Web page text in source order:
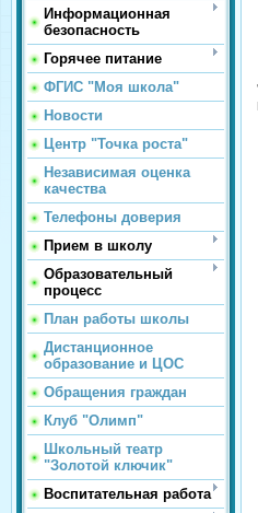
Информационная
безопасность
Горячее питание
ФГИС "Моя школа"
Новости
Центр "Точка роста"
Независимая оценка
качества
Телефоны доверия
Прием в школу
Образовательный
процесс
План работы школы
Дистанционное
образование и ЦОС
Обращения граждан
Клуб "Олимп"
Школьный театр
"Золотой ключик"
Воспитательная работа